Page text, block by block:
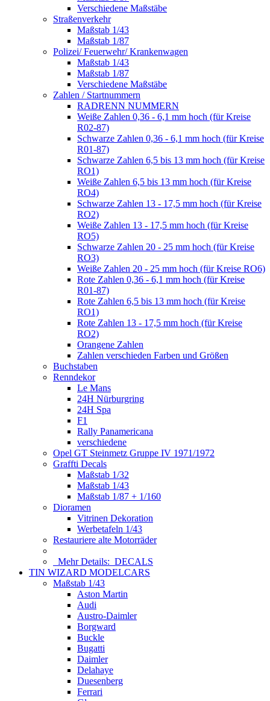
Verschiedene Maßstäbe
Straßenverkehr
Maßstab 1/43
Maßstab 1/87
Polizei/ Feuerwehr/ Krankenwagen
Maßstab 1/43
Maßstab 1/87
Verschiedene Maßstäbe
Zahlen / Startnummern
RADRENN NUMMERN
Weiße Zahlen 0,36 - 6,1 mm hoch (für Kreise
R02-87)
Schwarze Zahlen 0,36 - 6,1 mm hoch (für Kreise
R01-87)
Schwarze Zahlen 6,5 bis 13 mm hoch (für Kreise
RO1)
Weiße Zahlen 6,5 bis 13 mm hoch (für Kreise
RO4)
Schwarze Zahlen 13 - 17,5 mm hoch (für Kreise
RO2)
Weiße Zahlen 13 - 17,5 mm hoch (für Kreise
RO5)
Schwarze Zahlen 20 - 25 mm hoch (für Kreise
RO3)
Weiße Zahlen 20 - 25 mm hoch (für Kreise RO6)
Rote Zahlen 0,36 - 6,1 mm hoch (für Kreise
R01-87)
Rote Zahlen 6,5 bis 13 mm hoch (für Kreise
RO1)
Rote Zahlen 13 - 17,5 mm hoch (für Kreise
RO2)
Orangene Zahlen
Zahlen verschieden Farben und Größen
Buchstaben
Renndekor
Le Mans
24H Nürburgring
24H Spa
F1
Rally Panamericana
verschiedene
Opel GT Steinmetz Gruppe IV 1971/1972
Graffti Decals
Maßstab 1/32
Maßstab 1/43
Maßstab 1/87 + 1/160
Dioramen
Vitrinen Dekoration
Werbetafeln 1/43
Restauriere alte Motorräder
Mehr Details: DECALS
TIN WIZARD MODELCARS
Maßstab 1/43
Aston Martin
Audi
Austro-Daimler
Borgward
Buckle
Bugatti
Daimler
Delahaye
Duesenberg
Ferrari